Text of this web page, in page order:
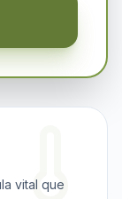
vital que